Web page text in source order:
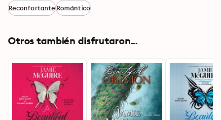
had her say. Now it’s time to see the story through
Travis’s eyes.
ReconfortanteRomántico
Otros también disfrutaron...